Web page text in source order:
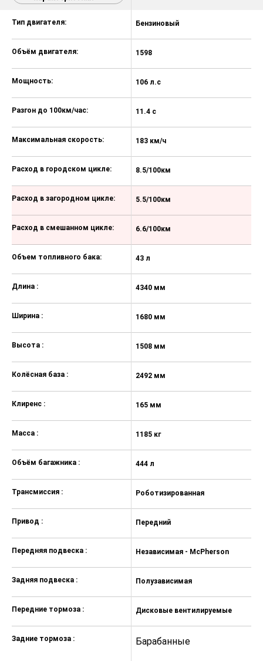
Тип двигателя:
Объём двигателя:
Мощность:
Разгон до 100км/час:
Максимальная скорость:
Расход в городском цикле:
Расход в загородном цикле:
Расход в смешанном цикле:
Объем топливного бака:
Длина :
Ширина :
Высота :
Колёсная база :
Клиренс :
Масса :
Объём багажника :
Трансмиссия :
Привод :
Передняя подвеска :
Задняя подвеска :
Передние тормоза :
Задние тормоза :
Бензиновый
1598
106 л.с
11.4 с
183 км/ч
8.5/100км
5.5/100км
6.6/100км
43 л
4340 мм
1680 мм
1508 мм
2492 мм
165 мм
1185 кг
444 л
Роботизированная
Передний
Независимая - McPherson
Полузависимая
Дисковые вентилируемые
Барабанные